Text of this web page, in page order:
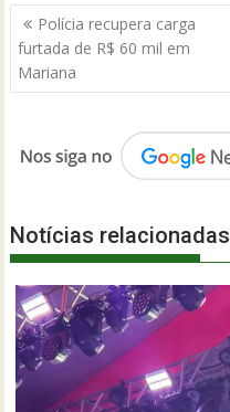
Navegação
de
Post
Polícia recupera carga
furtada de R$ 60 mil em
Mariana
Notícias relacionadas